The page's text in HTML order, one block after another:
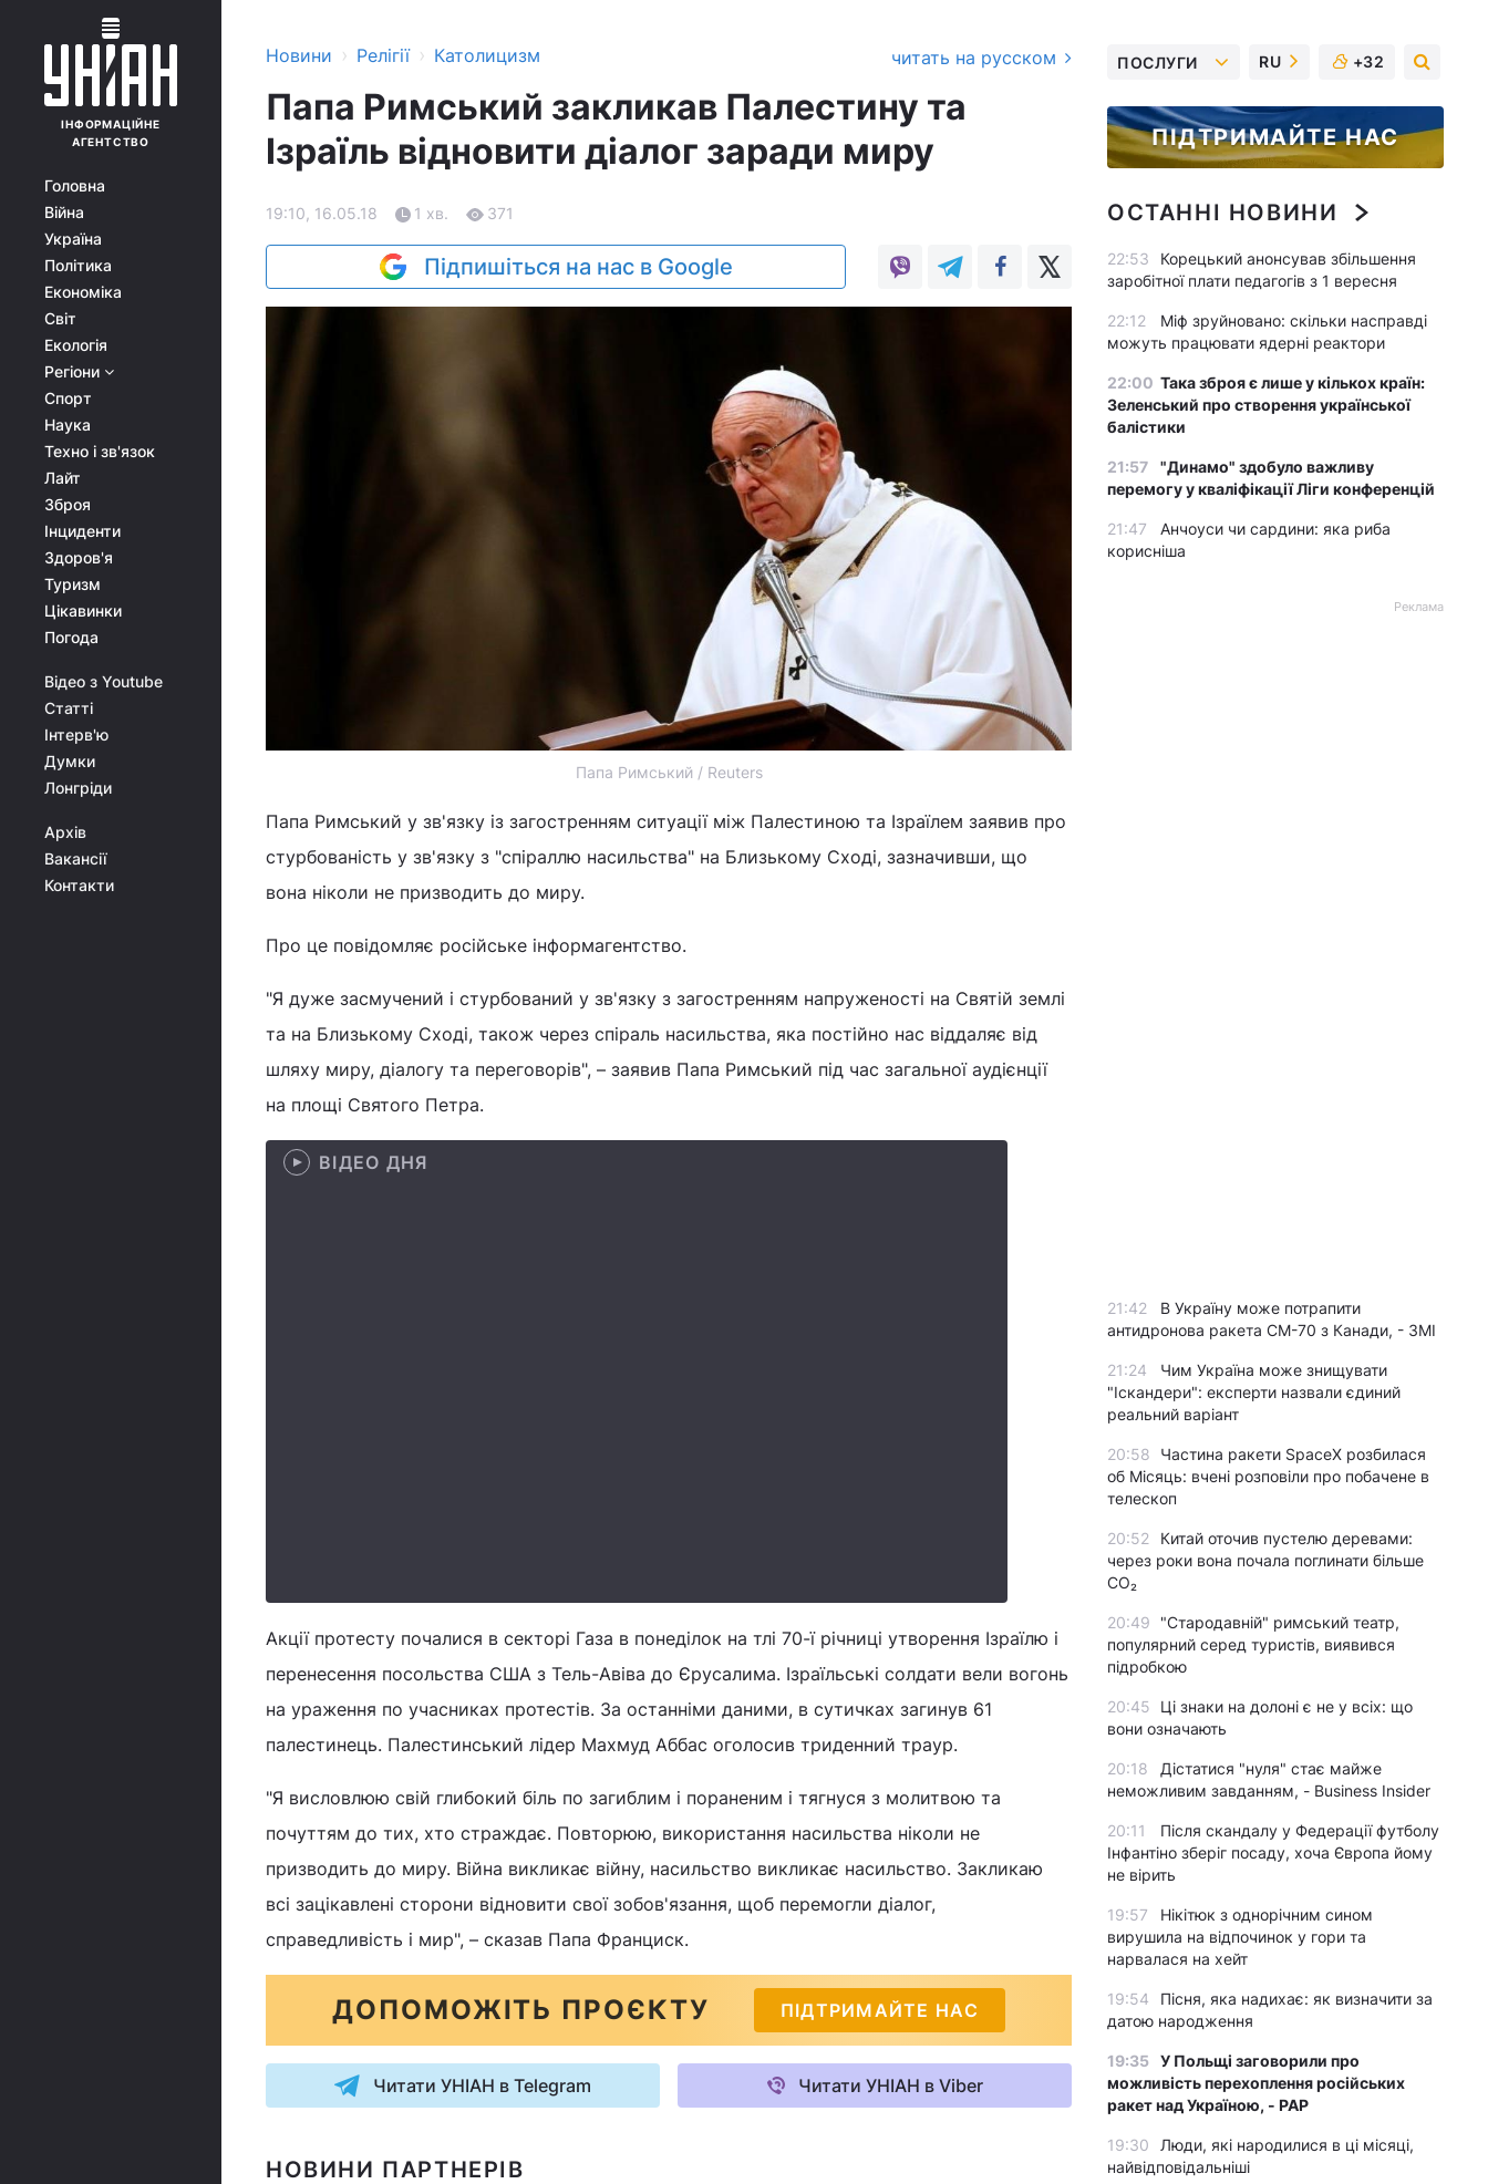
ІНФОРМАЦІЙНЕ
АГЕНТСТВО
Головна
Війна
Україна
Політика
Економіка
Світ
Екологія
Регіони
Спорт
Наука
Техно і зв'язок
Лайт
Зброя
Інциденти
Здоров'я
Туризм
Цікавинки
Погода
Відео з Youtube
Статті
Інтерв'ю
Думки
Лонгріди
Архів
Вакансії
Контакти
Новини › Релігії › Католицизм читать на русском
Папа Римський закликав Палестину та
Ізраїль відновити діалог заради миру
19:10, 16.05.18 1 хв. 371
Підпишіться на нас в Google
Папа Римський / Reuters
Папа Римський у зв'язку із загостренням ситуації між Палестиною та Ізраїлем заявив про
стурбованість у зв'язку з "спіраллю насильства" на Близькому Сході, зазначивши, що
вона ніколи не призводить до миру.
Про це повідомляє російське інформагентство.
"Я дуже засмучений і стурбований у зв'язку з загостренням напруженості на Святій землі
та на Близькому Сході, також через спіраль насильства, яка постійно нас віддаляє від
шляху миру, діалогу та переговорів", – заявив Папа Римський під час загальної аудієнції
на площі Святого Петра.
ВІДЕО ДНЯ
Акції протесту почалися в секторі Газа в понеділок на тлі 70-ї річниці утворення Ізраїлю і
перенесення посольства США з Тель-Авіва до Єрусалима. Ізраїльські солдати вели вогонь
на ураження по учасниках протестів. За останніми даними, в сутичках загинув 61
палестинець. Палестинський лідер Махмуд Аббас оголосив триденний траур.
"Я висловлюю свій глибокий біль по загиблим і пораненим і тягнуся з молитвою та
почуттям до тих, хто страждає. Повторюю, використання насильства ніколи не
призводить до миру. Війна викликає війну, насильство викликає насильство. Закликаю
всі зацікавлені сторони відновити свої зобов'язання, щоб перемогли діалог,
справедливість і мир", – сказав Папа Франциск.
ДОПОМОЖІТЬ ПРОЄКТУ ПІДТРИМАЙТЕ НАС
Читати УНІАН в Telegram Читати УНІАН в Viber
НОВИНИ ПАРТНЕРІВ
ПОСЛУГИ RU +32
ПІДТРИМАЙТЕ НАС
ОСТАННІ НОВИНИ
22:53
Корецький анонсував збільшення
заробітної плати педагогів з 1 вересня
22:12
Міф зруйновано: скільки насправді
можуть працювати ядерні реактори
22:00 Така зброя є лише у кількох країн:
Зеленський про створення української
балістики
21:57
"Динамо" здобуло важливу
перемогу у кваліфікації Ліги конференцій
21:47
Анчоуси чи сардини: яка риба
корисніша
Реклама
21:42
В Україну може потрапити
антидронова ракета CM-70 з Канади, - ЗМІ
21:24
Чим Україна може знищувати
"Іскандери": експерти назвали єдиний
реальний варіант
20:58
Частина ракети SpaceX розбилася
об Місяць: вчені розповіли про побачене в
телескоп
20:52
Китай оточив пустелю деревами:
через роки вона почала поглинати більше
CO₂
20:49
"Стародавній" римський театр,
популярний серед туристів, виявився
підробкою
20:45
Ці знаки на долоні є не у всіх: що
вони означають
20:18
Дістатися "нуля" стає майже
неможливим завданням, - Business Insider
20:11
Після скандалу у Федерації футболу
Інфантіно зберіг посаду, хоча Європа йому
не вірить
19:57
Нікітюк з однорічним сином
вирушила на відпочинок у гори та
нарвалася на хейт
19:54
Пісня, яка надихає: як визначити за
датою народження
19:35 У Польщі заговорили про
можливість перехоплення російських
ракет над Україною, - PAP
19:30
Люди, які народилися в ці місяці,
найвідповідальніші